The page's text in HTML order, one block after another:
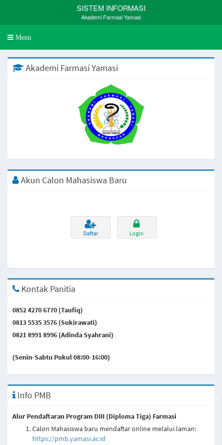
SISTEM INFORMASI
Akademi Farmasi Yamasi
Toggle
Menu
Akademi Farmasi Yamasi
Akun Calon Mahasiswa Baru
Daftar Login
Kontak Panitia
0852 4270 6770 (Taufiq)
0813 5535 3576 (Sukirawati)
0821 8991 8996 (Adinda Syahrani)
(Senin-Sabtu Pukul 08:00-16:00)
Info PMB
Alur Pendaftaran Program DIII (Diploma Tiga) Farmasi
Calon Mahasiswa baru mendaftar online melalui laman:
https://pmb.yamasi.ac.id